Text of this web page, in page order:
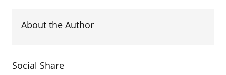
About the Author
Social Share